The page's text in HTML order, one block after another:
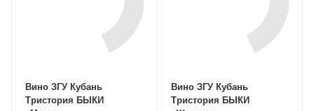
Вино ЗГУ Кубань
Тристория БЫКИ
Вино ЗГУ Кубань
Тристория БЫКИ